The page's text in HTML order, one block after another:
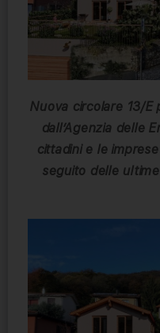
Nuova circolare 13/E
dall’Agenzia delle
cittadini e le
seguito delle